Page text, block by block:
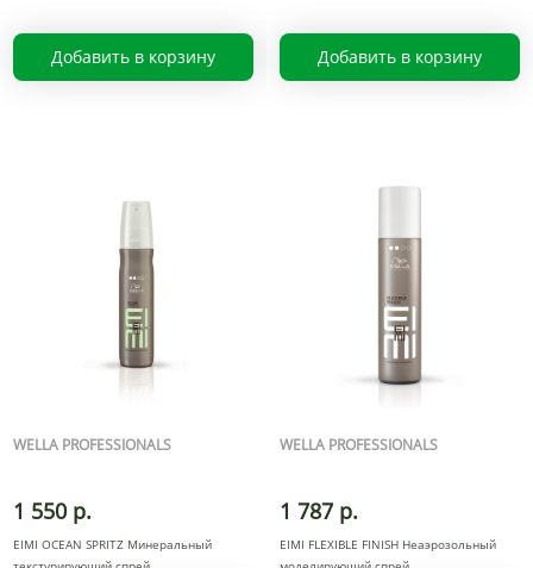
Добавить в корзину Добавить в корзину
WELLA PROFESSIONALS
1 550 р.
EIMI OCEAN SPRITZ Минеральный
WELLA PROFESSIONALS
1 787 р.
EIMI FLEXIBLE FINISH Неаэрозольный